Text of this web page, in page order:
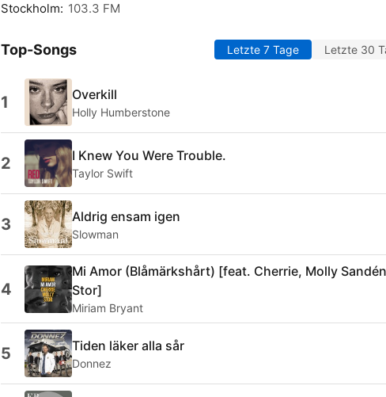
Stockholm: 103.3 FM
Top-Songs Letzte 7 Tage Letzte 30
1 Overkill
Holly Humberstone
2 I Knew You Were Trouble.
Taylor Swift
3 Aldrig ensam igen
Slowman
4
Mi Amor (Blåmärkshårt) [feat. Cherrie, Molly
Stor]
Miriam Bryant
5 Tiden läker alla sår
Donnez